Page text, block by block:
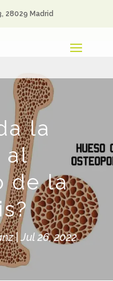
28029 Madrid
la
al
de la
|Jul 26, 2022